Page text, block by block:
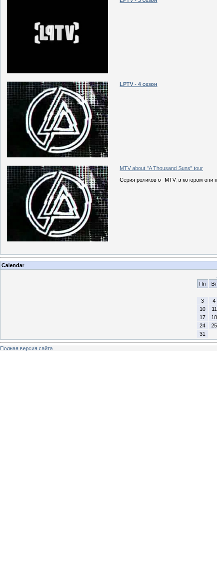
LPTV - 4 сезон
MTV about "A Thousand Suns" tour
Серия роликов от MTV, в котором
Calendar
Пн
Вт
3
4
10
11
17
18
24
25
31
Полная версия сайта